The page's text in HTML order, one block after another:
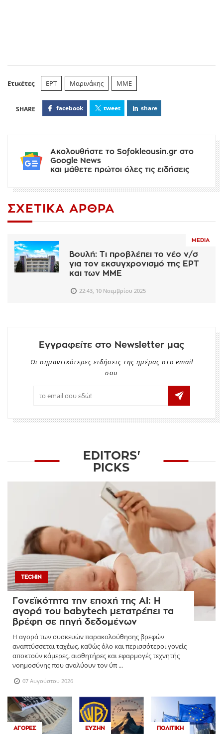
Ετικέτες ΕΡΤ Μαρινάκης ΜΜΕ
facebook tweet share
Ακολουθήστε το Sofokleousin.gr στο
Google News
και μάθετε πρώτοι όλες τις ειδήσεις
ΣΧΕΤΙΚΆ ΆΡΘΡΑ
MEDIA
Βουλή: Τι προβλέπει το νέο ν/σ
για τον εκσυγχρονισμό της ΕΡΤ
και των ΜΜΕ
22:43, 10 Νοεμβρίου 2025
Εγγραφείτε στο Newsletter μας
Οι σημαντικότερες ειδήσεις της ημέρας στο email
σου
EDITORS'
PICKS
TECHIN
Γονεϊκότητα την εποχή της AI: Η
αγορά του babytech μετατρέπει τα
βρέφη σε πηγή δεδομένων
Η αγορά των συσκευών παρακολούθησης βρεφών
αναπτύσσεται ταχέως, καθώς όλο και περισσότεροι γονείς
αποκτούν κάμερες, αισθητήρες και εφαρμογές τεχνητής
νοημοσύνης που αναλύουν τον ύπ ...
07 Αυγούστου 2026
ΑΓΟΡΈΣ ΕΥΖΗΝ ΠΟΛΙΤΙΚΉ